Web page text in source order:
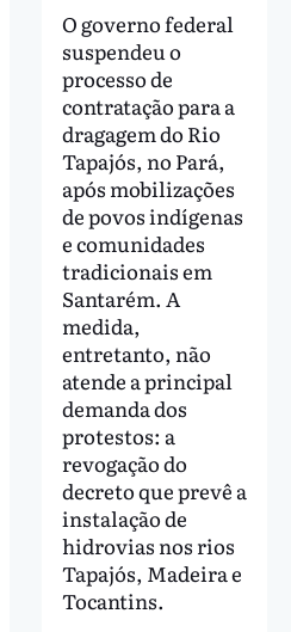
O governo federal
suspendeu o
processo de
contratação para a
dragagem do Rio
Tapajós, no Pará,
após mobilizações
de povos indígenas
e comunidades
tradicionais em
Santarém. A
medida,
entretanto, não
atende a principal
demanda dos
protestos: a
revogação do
decreto que prevê a
instalação de
hidrovias nos rios
Tapajós, Madeira e
Tocantins.